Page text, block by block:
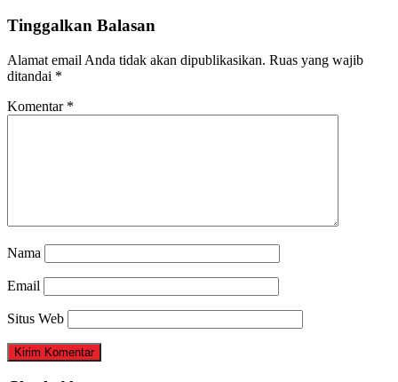
Tinggalkan Balasan
Alamat email Anda tidak akan dipublikasikan. Ruas yang wajib
ditandai *
Komentar *
Nama
Email
Situs Web